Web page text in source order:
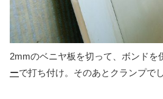
2mmのベニヤ板を切って、ボンドを
ーで打ち付け。そのあとクランプで